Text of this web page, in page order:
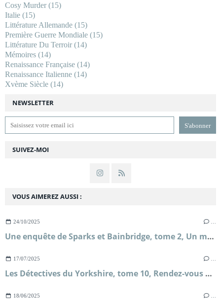
NEWSLETTER
SUIVEZ-MOI
VOUS AIMEREZ AUSSI :
24/10/2025
Une enquête de Sparks et Bainbridge, tome 2, Un mariage royal ; Allison Montclair
17/07/2025
Les Détectives du Yorkshire, tome 10, Rendez-vous avec le destin ; Julia Chapman
18/06/2025
Cosy Murder(15)
Italie (15)
Littérature Allemande (15)
Première Guerre Mondiale (15)
Littérature Du Terroir(14)
Mémoires (14)
Renaissance Française (14)
Renaissance Italienne (14)
Xvème Siècle (14)